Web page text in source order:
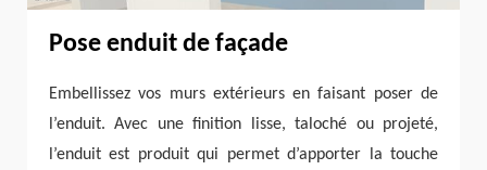
Pose enduit de façade
Embellissez vos murs extérieurs en faisant poser de
l’enduit. Avec une finition lisse, taloché ou projeté,
l’enduit est produit qui permet d’apporter la touche